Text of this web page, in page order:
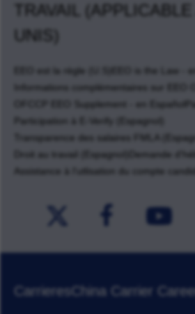
TRAVAIL (APPLICABLE
UNIS)
EEO est la règle (U.S)
EEO is the Law -
Informations complémentaires sur EEO
OFCCP EEO Supplement - en Español
Participation à E-Verify (Espagnol)
Transparence des salaires FMLA
Droit au travail (Espagnol)
Demande
Assistance à l'utlisation du compte
CarrieresChina Carrier